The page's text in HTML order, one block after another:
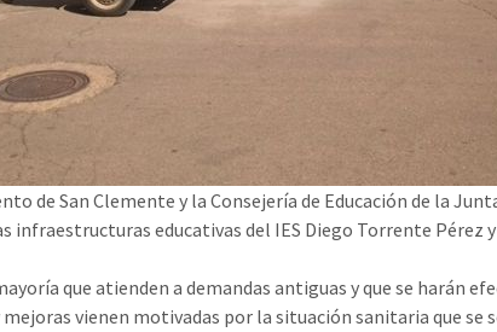
de San Clemente y la Consejería de Educación de la
infraestructuras educativas del IES Diego Torrente Pérez
que atienden a demandas antiguas y que se harán
vienen motivadas por la situación sanitaria que se